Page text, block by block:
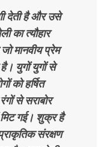
देती है और उसे
का त्यौहार
मानवीय प्रेम
युगों युगों से
को हर्षित
से सराबोर
मिट गई। शुक्र है
संरक्षण